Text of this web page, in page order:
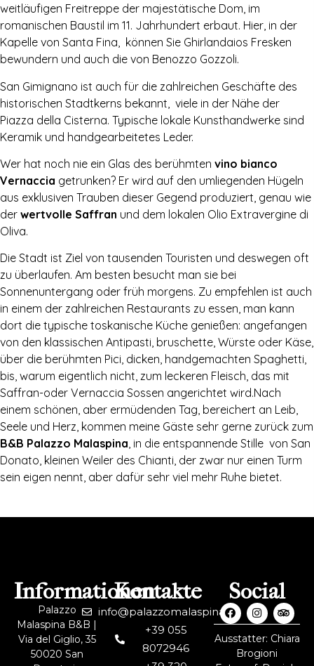
weitläufigen Freitreppe der majestätische Dom, im
romanischen Baustil im 11. Jahrhundert erbaut. Hier, in der
Kapelle von Santa Fina, können Sie Ghirlandaios Fresken
bewundern und auch die von Benozzo Gozzoli.
San Gimignano ist auch für die zahlreichen Geschäfte des
historischen Stadtkerns bekannt, viele in der Nähe der
Piazza della Cisterna. Typische lokale Kunsthandwerke sind
Keramik und handgearbeitetes Leder.
Wer hat noch nie ein Glas des berühmten vino bianco
Vernaccia getrunken? Er wird auf den umliegenden Hügeln
aus exklusiven Trauben dieser Gegend produziert, genau wie
der wertvolle Saffran und dem lokalen Olio Extravergine di
Oliva.
Die Stadt ist Ziel von tausenden Touristen und deswegen oft
zu überlaufen. Am besten besucht man sie bei
Sonnenuntergang oder früh morgens. Zu empfehlen ist auch
in einem der zahlreichen Restaurants zu essen, man kann
dort die typische toskanische Küche genießen: angefangen
von den klassischen Antipasti, bruschette, Würste oder Käse,
über die berühmten Pici, dicken, handgemachten Spaghetti,
bis, warum eigentlich nicht, zum leckeren Fleisch, das mit
Saffran-oder Vernaccia Sossen angerichtet wird.Nach
einem schönen, aber ermüdenden Tag, bereichert an Leib,
Seele und Herz, kommen meine Gäste sehr gerne zurück zum
B&B Palazzo Malaspina, in die entspannende Stille von San
Donato, kleinen Weiler des Chianti, der zwar nur einen Turm
sein eigen nennt, aber dafür sehr viel mehr Ruhe bietet.
Informationen
Palazzo
Malaspina B&B |
Via del Giglio, 35
50020 San
Kontakte
info@palazzomalaspina.it
+39 055
8072946
Social
Ausstatter: Chiara
Brogioni